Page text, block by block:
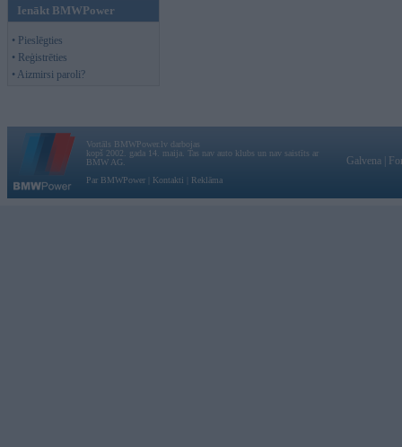
Ienākt BMWPower
• Pieslēgties
• Reģistrēties
• Aizmirsi paroli?
Vortāls BMWPower.lv darbojas
kopš 2002. gada 14. maija. Tas nav auto klubs un nav saistīts ar
BMW AG.
Par BMWPower
Kontakti Reklāma
Galvena